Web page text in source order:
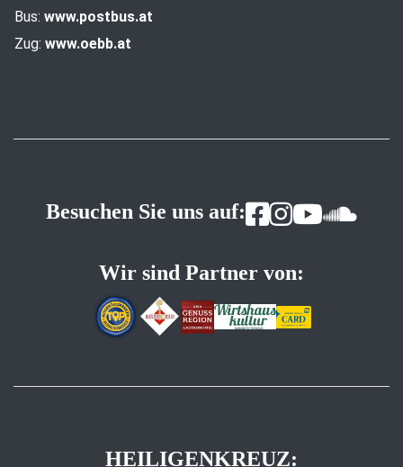
Bus: www.postbus.at
Zug: www.oebb.at
Besuchen Sie uns auf:
Wir sind Partner von:
HEILIGENKREUZ: